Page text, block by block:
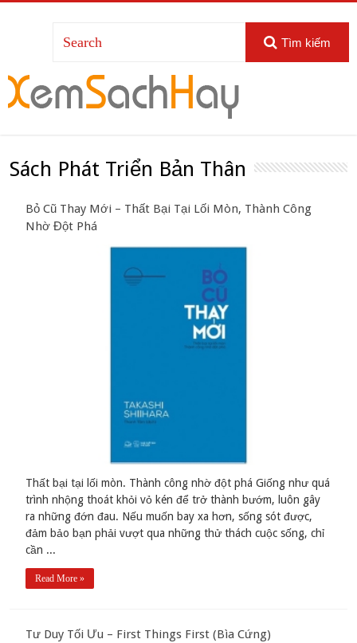
Tìm kiếm
Sách Phát Triển Bản Thân
Bỏ Cũ Thay Mới – Thất Bại Tại Lối Mòn, Thành Công
Nhờ Đột Phá
Thất bại tại lối mòn. Thành công nhờ đột phá Giống như quá
trình nhộng thoát khỏi vỏ kén để trở thành bướm, luôn gây
ra những đớn đau. Nếu muốn bay xa hơn, sống sót được,
đảm bảo bạn phải vượt qua những thử thách cuộc sống, chỉ
cần ...
Read More »
Tư Duy Tối Ưu – First Things First (Bìa Cứng)